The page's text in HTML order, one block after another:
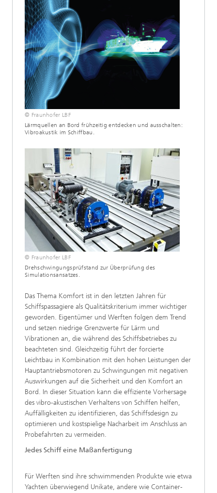
© Fraunhofer LBF
Lärmquellen an Bord frühzeitig entdecken und ausschalten:
Vibroakustik im Schiffbau.
© Fraunhofer LBF
Drehschwingungsprüfstand zur Überprüfung des
Simulationsansatzes.
Das Thema Komfort ist in den letzten Jahren für
Schiffspassagiere als Qualitätskriterium immer wichtiger
geworden. Eigentümer und Werften folgen dem Trend
und setzen niedrige Grenzwerte für Lärm und
Vibrationen an, die während des Schiffsbetriebes zu
beachteten sind. Gleichzeitig führt der forcierte
Leichtbau in Kombination mit den hohen Leistungen der
Hauptantriebsmotoren zu Schwingungen mit negativen
Auswirkungen auf die Sicherheit und den Komfort an
Bord. In dieser Situation kann die effiziente Vorhersage
des vibro-akustischen Verhaltens von Schiffen helfen,
Auffälligkeiten zu identifizieren, das Schiffsdesign zu
optimieren und kostspielige Nacharbeit im Anschluss an
Probefahrten zu vermeiden.
Jedes Schiff eine Maßanfertigung
Für Werften sind ihre schwimmenden Produkte wie etwa
Yachten überwiegend Unikate, andere wie Container-